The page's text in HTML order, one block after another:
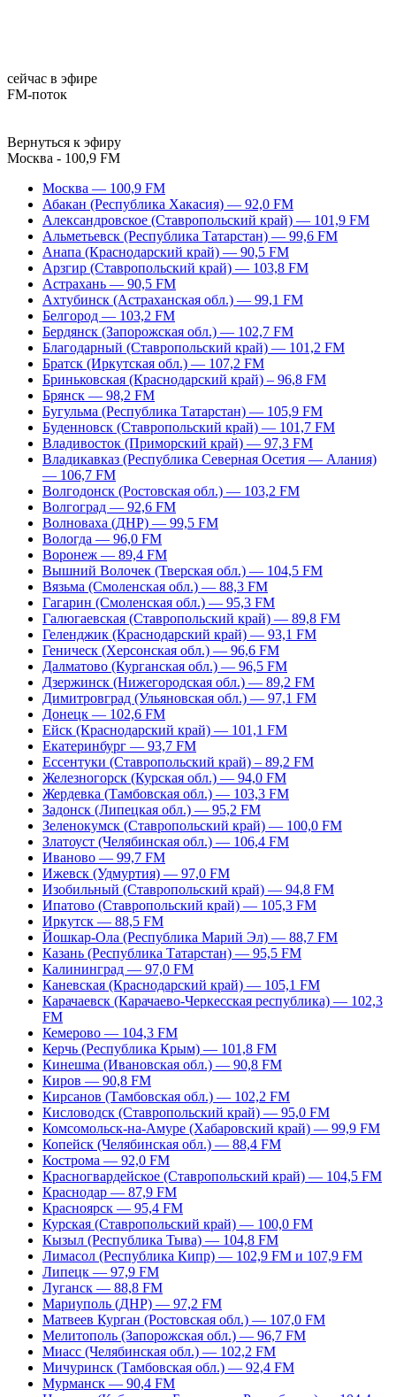
сейчас в эфире
FM-поток
Вернуться к эфиру
Москва - 100,9 FM
Москва — 100,9 FM
Абакан (Республика Хакасия) — 92,0 FM
Александровское (Ставропольский край) — 101,9 FM
Альметьевск (Республика Татарстан) — 99,6 FM
Анапа (Краснодарский край) — 90,5 FM
Арзгир (Ставропольский край) — 103,8 FM
Астрахань — 90,5 FM
Ахтубинск (Астраханская обл.) — 99,1 FM
Белгород — 103,2 FM
Бердянск (Запорожская обл.) — 102,7 FM
Благодарный (Ставропольский край) — 101,2 FM
Братск (Иркутская обл.) — 107,2 FM
Бриньковская (Краснодарский край) – 96,8 FM
Брянск — 98,2 FM
Бугульма (Республика Татарстан) — 105,9 FM
Буденновск (Ставропольский край) — 101,7 FM
Владивосток (Приморский край) — 97,3 FM
Владикавказ (Республика Северная Осетия — Алания)
— 106,7 FM
Волгодонск (Ростовская обл.) — 103,2 FM
Волгоград — 92,6 FM
Волноваха (ДНР) — 99,5 FM
Вологда — 96,0 FM
Воронеж — 89,4 FM
Вышний Волочек (Тверская обл.) — 104,5 FM
Вязьма (Смоленская обл.) — 88,3 FM
Гагарин (Смоленская обл.) — 95,3 FM
Галюгаевская (Ставропольский край) — 89,8 FM
Геленджик (Краснодарский край) — 93,1 FM
Геническ (Херсонская обл.) — 96,6 FM
Далматово (Курганская обл.) — 96,5 FM
Дзержинск (Нижегородская обл.) — 89,2 FM
Димитровград (Ульяновская обл.) — 97,1 FM
Донецк — 102,6 FM
Ейск (Краснодарский край) — 101,1 FM
Екатеринбург — 93,7 FM
Ессентуки (Ставропольский край) – 89,2 FM
Железногорск (Курская обл.) — 94,0 FM
Жердевка (Тамбовская обл.) — 103,3 FM
Задонск (Липецкая обл.) — 95,2 FM
Зеленокумск (Ставропольский край) — 100,0 FM
Златоуст (Челябинская обл.) — 106,4 FM
Иваново — 99,7 FM
Ижевск (Удмуртия) — 97,0 FM
Изобильный (Ставропольский край) — 94,8 FM
Ипатово (Ставропольский край) — 105,3 FM
Иркутск — 88,5 FM
Йошкар-Ола (Республика Марий Эл) — 88,7 FM
Казань (Республика Татарстан) — 95,5 FM
Калининград — 97,0 FM
Каневская (Краснодарский край) — 105,1 FM
Карачаевск (Карачаево-Черкесская республика) — 102,3
FM
Кемерово — 104,3 FM
Керчь (Республика Крым) — 101,8 FM
Кинешма (Ивановская обл.) — 90,8 FM
Киров — 90,8 FM
Кирсанов (Тамбовская обл.) — 102,2 FM
Кисловодск (Ставропольский край) — 95,0 FM
Комсомольск-на-Амуре (Хабаровский край) — 99,9 FM
Копейск (Челябинская обл.) — 88,4 FM
Кострома — 92,0 FM
Красногвардейское (Ставропольский край) — 104,5 FM
Краснодар — 87,9 FM
Красноярск — 95,4 FM
Курская (Ставропольский край) — 100,0 FM
Кызыл (Республика Тыва) — 104,8 FM
Лимасол (Республика Кипр) — 102,9 FM и 107,9 FM
Липецк — 97,9 FM
Луганск — 88,8 FM
Мариуполь (ДНР) — 97,2 FM
Матвеев Курган (Ростовская обл.) — 107,0 FM
Мелитополь (Запорожская обл.) — 96,7 FM
Миасс (Челябинская обл.) — 102,2 FM
Мичуринск (Тамбовская обл.) — 92,4 FM
Мурманск — 90,4 FM